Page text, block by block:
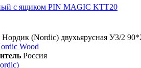
с ящиком PIN MAGIC KTT20
Нордик (Nordic) двухьярусная У3/2
Wood
Россия